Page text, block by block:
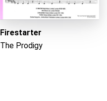
Firestarter
The Prodigy